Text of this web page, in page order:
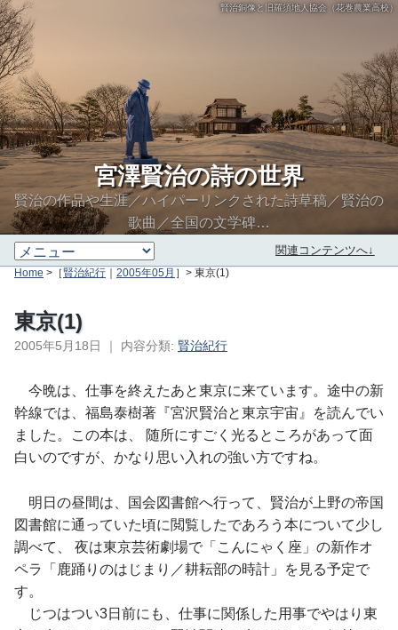
賢治銅像と旧羅須地人協会（花巻農業高校）
宮澤賢治の詩の世界
賢治の作品や生涯／ハイパーリンクされた詩草稿／賢治の
歌曲／全国の文学碑…
関連コンテンツへ↓
Home >［賢治紀行 ｜ 2005年05月 ］> 東京(1)
東京(1)
2005年5月18日 ｜ 内容分類: 賢治紀行
今晩は、仕事を終えたあと東京に来ています。途中の新
幹線では、福島泰樹著『宮沢賢治と東京宇宙』を読んでい
ました。この本は、 随所にすごく光るところがあって面
白いのですが、かなり思い入れの強い方ですね。
明日の昼間は、国会図書館へ行って、賢治が上野の帝国
図書館に通っていた頃に閲覧したであろう本について少し
調べて、 夜は東京芸術劇場で「こんにゃく座」の新作オ
ペラ「鹿踊りのはじまり／耕耘部の時計」を見る予定で
す。
じつはつい3日前にも、仕事に関係した用事でやはり東